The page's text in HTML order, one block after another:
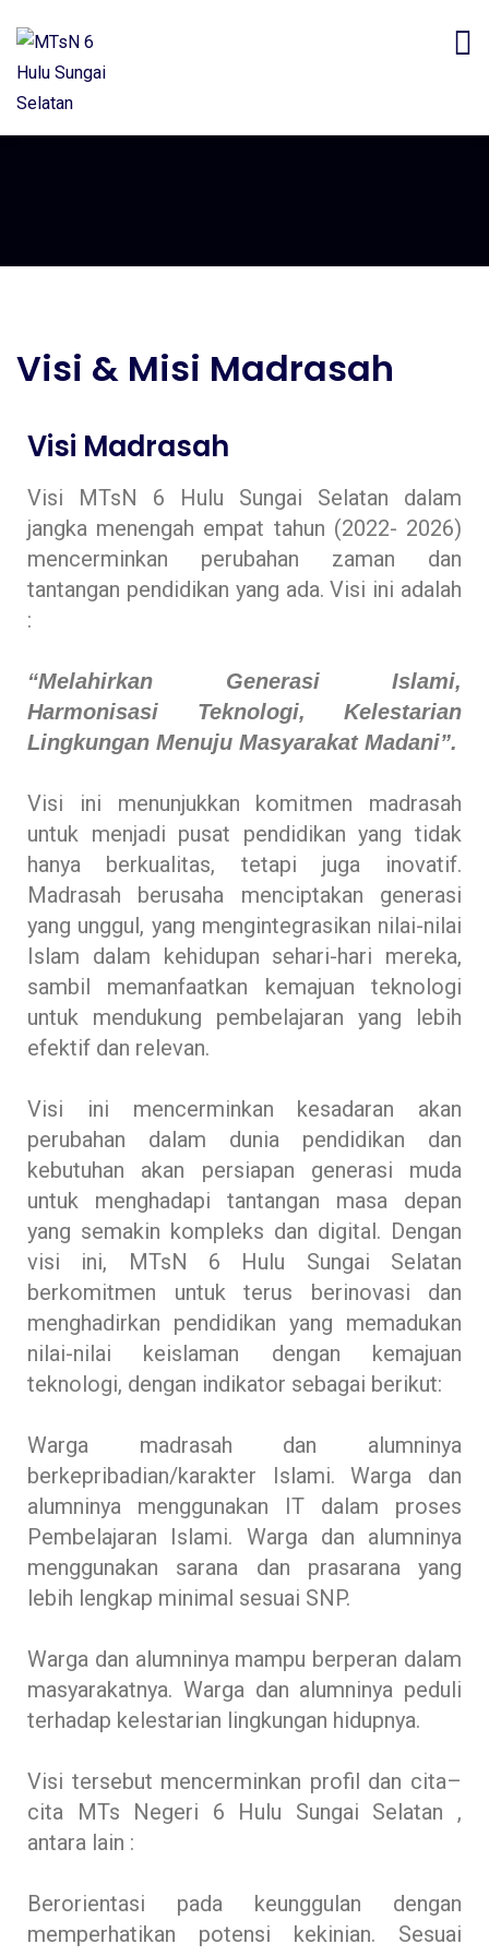
Visi & Misi Madrasah
Visi Madrasah
Visi MTsN 6 Hulu Sungai Selatan dalam
jangka menengah empat tahun (2022- 2026)
mencerminkan perubahan zaman dan
tantangan pendidikan yang ada. Visi ini adalah
:
“Melahirkan Generasi Islami,
Harmonisasi Teknologi, Kelestarian
Lingkungan Menuju Masyarakat Madani”.
Visi ini menunjukkan komitmen madrasah
untuk menjadi pusat pendidikan yang tidak
hanya berkualitas, tetapi juga inovatif.
Madrasah berusaha menciptakan generasi
yang unggul, yang mengintegrasikan nilai-nilai
Islam dalam kehidupan sehari-hari mereka,
sambil memanfaatkan kemajuan teknologi
untuk mendukung pembelajaran yang lebih
efektif dan relevan.
Visi ini mencerminkan kesadaran akan
perubahan dalam dunia pendidikan dan
kebutuhan akan persiapan generasi muda
untuk menghadapi tantangan masa depan
yang semakin kompleks dan digital. Dengan
visi ini, MTsN 6 Hulu Sungai Selatan
berkomitmen untuk terus berinovasi dan
menghadirkan pendidikan yang memadukan
nilai-nilai keislaman dengan kemajuan
teknologi, dengan indikator sebagai berikut:
Warga madrasah dan alumninya
berkepribadian/karakter Islami. Warga dan
alumninya menggunakan IT dalam proses
Pembelajaran Islami. Warga dan alumninya
menggunakan sarana dan prasarana yang
lebih lengkap minimal sesuai SNP.
Warga dan alumninya mampu berperan dalam
masyarakatnya. Warga dan alumninya peduli
terhadap kelestarian lingkungan hidupnya.
Visi tersebut mencerminkan profil dan cita–
cita MTs Negeri 6 Hulu Sungai Selatan ,
antara lain :
Berorientasi pada keunggulan dengan
memperhatikan potensi kekinian. Sesuai